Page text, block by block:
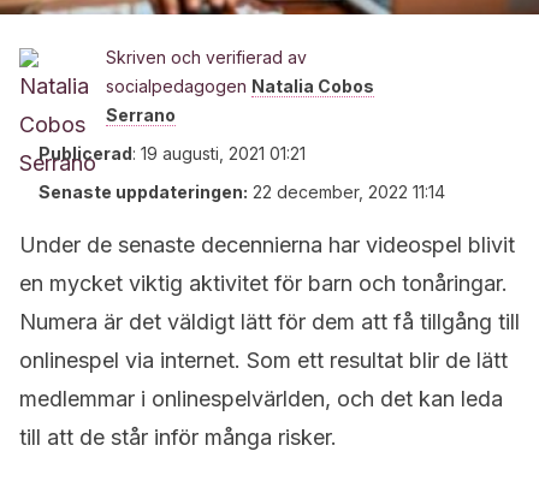
Skriven och verifierad av
socialpedagogen Natalia Cobos
Serrano
Publicerad: 19 augusti, 2021 01:21
Senaste uppdateringen: 22 december, 2022 11:14
Under de senaste decennierna har videospel blivit
en mycket viktig aktivitet för barn och tonåringar.
Numera är det väldigt lätt för dem att få tillgång till
onlinespel via internet. Som ett resultat blir de lätt
medlemmar i onlinespelvärlden, och det kan leda
till att de står inför många risker.